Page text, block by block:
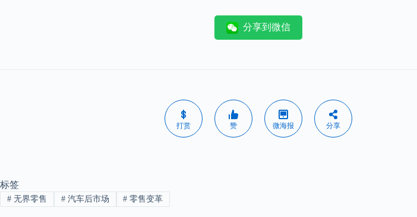
分享到微信
打赏 赞 微海报 分享
标签
#无界零售 #汽车后市场 # 零售变革